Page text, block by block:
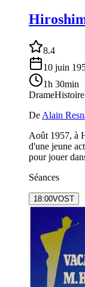
8.4
10 juin
1h 30min
DrameHistoire
De Alain
Août 1957, à
d'une jeune
pour jouer
Séances
18:00VOST